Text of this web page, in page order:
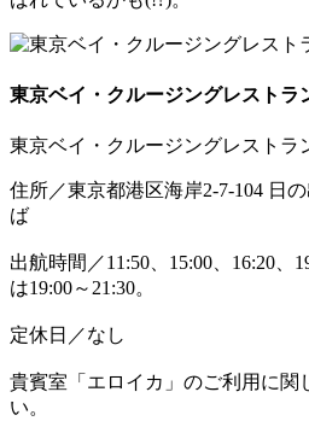
東京ベイ・クルージングレストラ
東京ベイ・クルージングレストラ
住所／東京都港区海岸2-7-104 日
ば
出航時間／11:50、15:00、16:20
は19:00～21:30。
定休日／なし
貴賓室「エロイカ」のご利用に関
い。